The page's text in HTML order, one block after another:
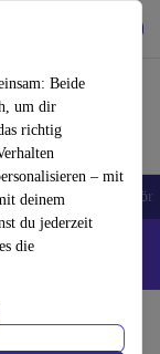
Beide
um dir
richtig
– mit
deinem
du jederzeit
die
Zubehör
- Code: